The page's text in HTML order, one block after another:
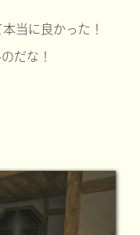
当に良かった！
だな！